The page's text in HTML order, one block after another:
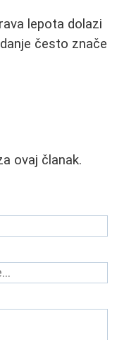
lepota dolazi
često znače
ovaj članak.